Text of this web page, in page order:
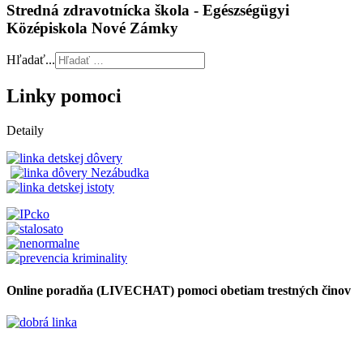
Stredná zdravotnícka škola - Egészségügyi
Középiskola Nové Zámky
Hľadať...
Linky pomoci
Detaily
Online poradňa (LIVECHAT) pomoci obetiam trestných činov